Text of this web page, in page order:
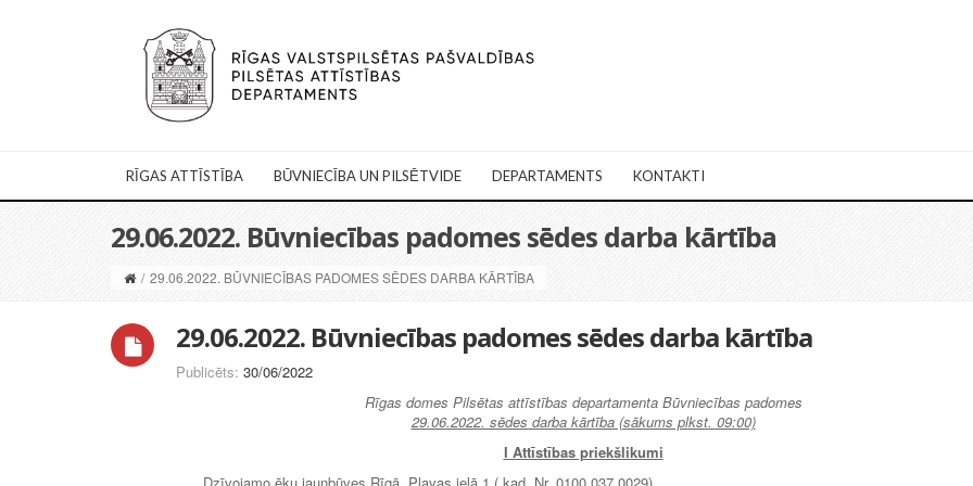
RĪGAS ATTĪSTĪBA BŪVNIECĪBA UN PILSĒTVIDE DEPARTAMENTS KONTAKTI
29.06.2022. Būvniecības padomes sēdes darba kārtība
/ 29.06.2022. BŪVNIECĪBAS PADOMES SĒDES DARBA KĀRTĪBA
29.06.2022. Būvniecības padomes sēdes darba kārtība
Publicēts: 30/06/2022
Rīgas domes Pilsētas attīstības departamenta Būvniecības padomes
29.06.2022. sēdes darba kārtība (sākums plkst. 09:00)
I Attīstības priekšlikumi